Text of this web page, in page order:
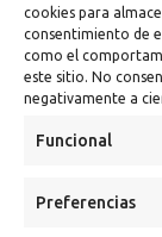
cookies para
consentimiento de
como el
este sitio. No
negativamente a
Funcional
Preferencias